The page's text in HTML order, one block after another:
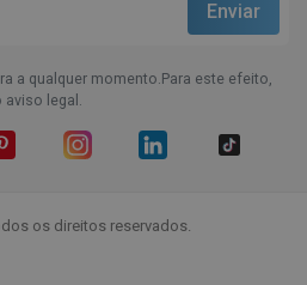
a qualquer momento.Para este efeito,
legal.
os direitos reservados.